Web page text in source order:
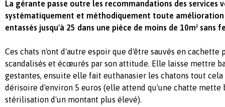
La gérante passe outre les recommandations des services
systématiquement et méthodiquement toute amélioration
entassés jusqu'à 25 dans une pièce de moins de 10m² sans
Ces chats n'ont d'autre espoir que d'être sauvés en cachette
scandalisés et écœurés par son attitude. Elle laisse mettre
gestantes, ensuite elle fait euthanasier les chatons tout
dérisoire d'environ 5 euros (elle attend qu'une chatte mette
stérilisation d'un montant plus élevé).